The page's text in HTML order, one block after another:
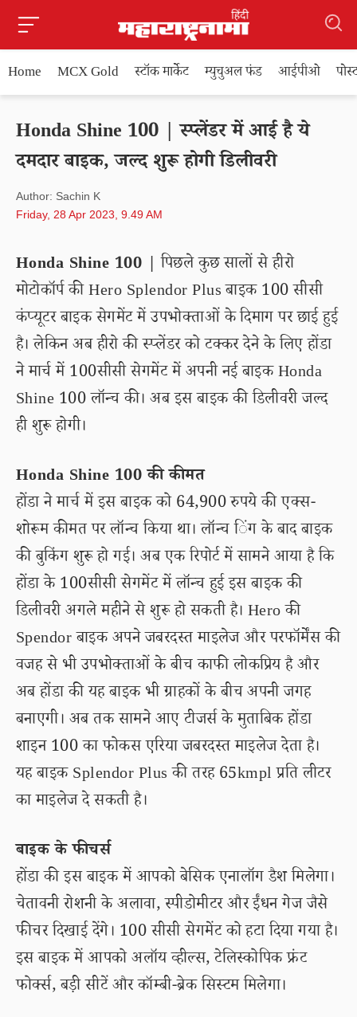
Home MCX Gold स्टॉक मार्केट म्युचुअल फंड आईपीओ
Honda Shine 100 | स्प्लेंडर में आई है ये
दमदार बाइक, जल्द शुरू होगी डिलीवरी
Author: Sachin K
Friday, 28 Apr 2023, 9.49 AM
Honda Shine 100 | पिछले कुछ सालों से हीरो
मोटोकॉर्प की Hero Splendor Plus बाइक 100 सीसी
कंप्यूटर बाइक सेगमेंट में उपभोक्ताओं के दिमाग पर छाई हुई
है। लेकिन अब हीरो की स्प्लेंडर को टक्कर देने के लिए होंडा
ने मार्च में 100सीसी सेगमेंट में अपनी नई बाइक Honda
Shine 100 लॉन्च की। अब इस बाइक की डिलीवरी जल्द
ही शुरू होगी।
Honda Shine 100 की कीमत
होंडा ने मार्च में इस बाइक को 64,900 रुपये की एक्स-
शोरूम कीमत पर लॉन्च किया था। लॉन्च िंग के बाद बाइक
की बुकिंग शुरू हो गई। अब एक रिपोर्ट में सामने आया है कि
होंडा के 100सीसी सेगमेंट में लॉन्च हुई इस बाइक की
डिलीवरी अगले महीने से शुरू हो सकती है। Hero की
Spendor बाइक अपने जबरदस्त माइलेज और परफॉर्मेंस की
वजह से भी उपभोक्ताओं के बीच काफी लोकप्रिय है और
अब होंडा की यह बाइक भी ग्राहकों के बीच अपनी जगह
बनाएगी। अब तक सामने आए टीजर्स के मुताबिक होंडा
शाइन 100 का फोकस एरिया जबरदस्त माइलेज देता है।
यह बाइक Splendor Plus की तरह 65kmpl प्रति लीटर
का माइलेज दे सकती है।
बाइक के फीचर्स
होंडा की इस बाइक में आपको बेसिक एनालॉग डैश मिलेगा।
चेतावनी रोशनी के अलावा, स्पीडोमीटर और ईंधन गेज जैसे
फीचर दिखाई देंगे। 100 सीसी सेगमेंट को हटा दिया गया है।
इस बाइक में आपको अलॉय व्हील्स, टेलिस्कोपिक फ्रंट
फोर्क्स, बड़ी सीटें और कॉम्बी-ब्रेक सिस्टम मिलेगा।